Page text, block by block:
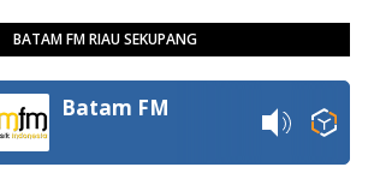
BATAM FM RIAU SEKUPANG
Batam FM